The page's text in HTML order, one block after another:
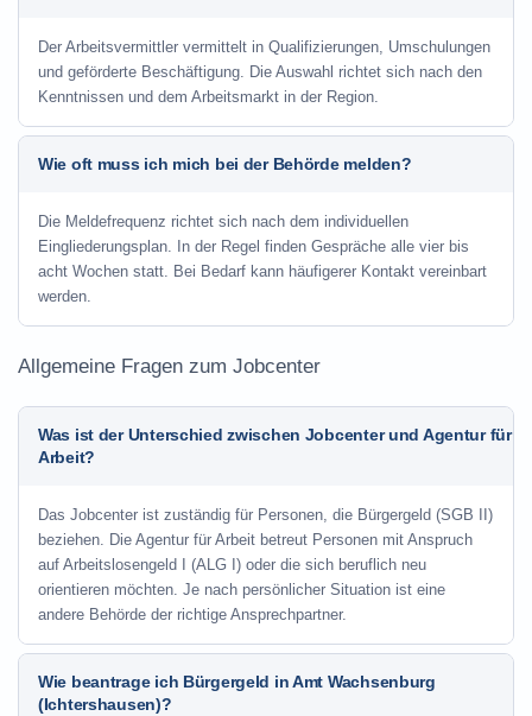
Der Arbeitsvermittler vermittelt in Qualifizierungen, Umschulungen
und geförderte Beschäftigung. Die Auswahl richtet sich nach den
Kenntnissen und dem Arbeitsmarkt in der Region.
Wie oft muss ich mich bei der Behörde melden?
Die Meldefrequenz richtet sich nach dem individuellen
Eingliederungsplan. In der Regel finden Gespräche alle vier bis
acht Wochen statt. Bei Bedarf kann häufigerer Kontakt vereinbart
werden.
Allgemeine Fragen zum Jobcenter
Was ist der Unterschied zwischen Jobcenter und Agentur für
Arbeit?
Das Jobcenter ist zuständig für Personen, die Bürgergeld (SGB II)
beziehen. Die Agentur für Arbeit betreut Personen mit Anspruch
auf Arbeitslosengeld I (ALG I) oder die sich beruflich neu
orientieren möchten. Je nach persönlicher Situation ist eine
andere Behörde der richtige Ansprechpartner.
Wie beantrage ich Bürgergeld in Amt Wachsenburg
(Ichtershausen)?